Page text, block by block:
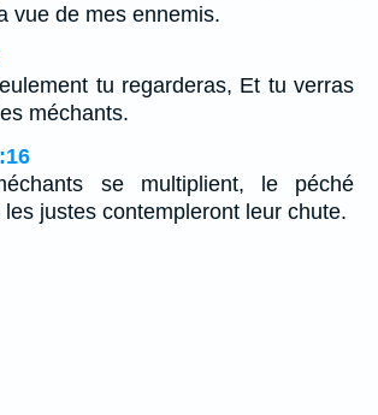
vue de mes ennemis.
tu regarderas, Et tu verras
méchants.
se multiplient, le péché
justes contempleront leur chute.